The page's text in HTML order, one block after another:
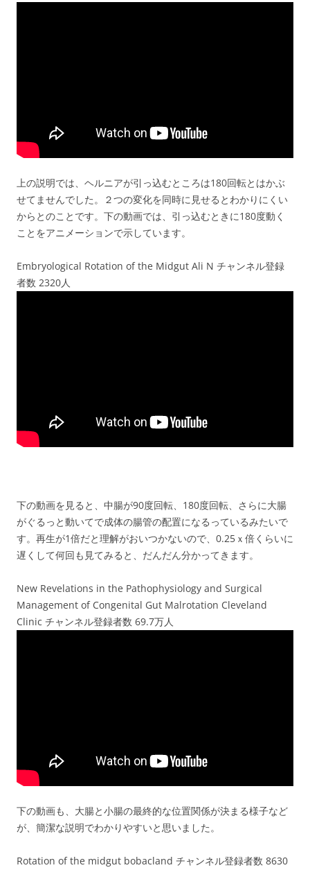
上の説明では、ヘルニアが引っ込むところは180回転とはかぶ
せてませんでした。２つの変化を同時に見せるとわかりにくい
からとのことです。下の動画では、引っ込むときに180度動く
ことをアニメーションで示しています。
Embryological Rotation of the Midgut Ali N チャンネル登録
者数 2320人
下の動画を見ると、中腸が90度回転、180度回転、さらに大腸
がぐるっと動いてで成体の腸管の配置になるっているみたいで
す。再生が1倍だと理解がおいつかないので、0.25ｘ倍くらいに
遅くして何回も見てみると、だんだん分かってきます。
New Revelations in the Pathophysiology and Surgical
Management of Congenital Gut Malrotation Cleveland
Clinic チャンネル登録者数 69.7万人
下の動画も、大腸と小腸の最終的な位置関係が決まる様子など
が、簡潔な説明でわかりやすいと思いました。
Rotation of the midgut bobacland チャンネル登録者数 8630